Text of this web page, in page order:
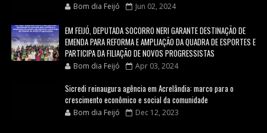
Bom dia Feijó Jun 02, 2024
EM FEIJÓ, DEPUTADA SOCORRO NERI GARANTE DESTINAÇÃO DE
EMENDA PARA REFORMA E AMPLIAÇÃO DA QUADRA DE ESPORTES E
PARTICIPA DA FILIAÇÃO DE NOVOS PROGRESSISTAS
Bom dia Feijó Apr 03, 2024
Sicredi reinaugura agência em Acrelândia: marco para o
crescimento econômico e social da comunidade
Bom dia Feijó Dec 12, 2023